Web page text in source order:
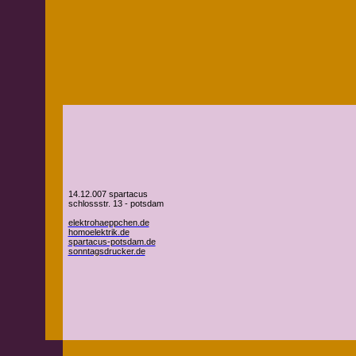
14.12.007 spartacus
schlossstr. 13 - potsdam
elektrohaeppchen.de
homoelektrik.de
spartacus-potsdam.de
sonntagsdrucker.de